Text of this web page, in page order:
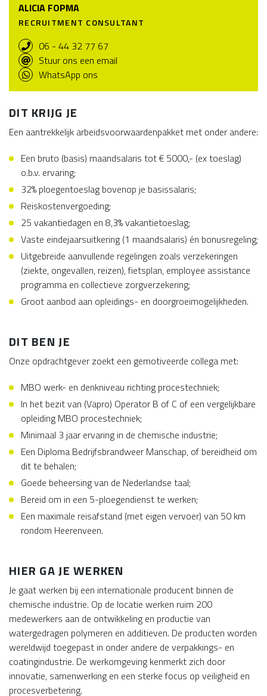
ALICIA FOPMA
RECRUITMENT CONSULTANT
06 - 44 32 77 67
Stuur ons een email
WhatsApp ons
DIT KRIJG JE
Een aantrekkelijk arbeidsvoorwaardenpakket met onder andere:
Een bruto (basis) maandsalaris tot € 5000,- (ex toeslag)
o.b.v. ervaring;
32% ploegentoeslag bovenop je basissalaris;
Reiskostenvergoeding;
25 vakantiedagen en 8,3% vakantietoeslag;
Vaste eindejaarsuitkering (1 maandsalaris) én bonusregeling;
Uitgebreide aanvullende regelingen zoals verzekeringen
(ziekte, ongevallen, reizen), fietsplan, employee assistance
programma en collectieve zorgverzekering;
Groot aanbod aan opleidings- en doorgroeimogelijkheden.
DIT BEN JE
Onze opdrachtgever zoekt een gemotiveerde collega met:
MBO werk- en denkniveau richting procestechniek;
In het bezit van (Vapro) Operator B of C of een vergelijkbare
opleiding MBO procestechniek;
Minimaal 3 jaar ervaring in de chemische industrie;
Een Diploma Bedrijfsbrandweer Manschap, of bereidheid om
dit te behalen;
Goede beheersing van de Nederlandse taal;
Bereid om in een 5-ploegendienst te werken;
Een maximale reisafstand (met eigen vervoer) van 50 km
rondom Heerenveen.
HIER GA JE WERKEN
Je gaat werken bij een internationale producent binnen de
chemische industrie. Op de locatie werken ruim 200
medewerkers aan de ontwikkeling en productie van
watergedragen polymeren en additieven. De producten worden
wereldwijd toegepast in onder andere de verpakkings- en
coatingindustrie. De werkomgeving kenmerkt zich door
innovatie, samenwerking en een sterke focus op veiligheid en
procesverbetering.